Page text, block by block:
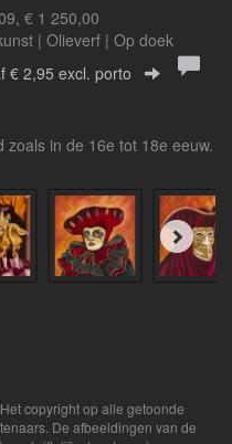
€ 1 250,00
| Olieverf | Op doek
€ 2,95 excl. porto
zoals in de 16e tot 18e eeuw.
. Het copyright op alle getoonde
De afbeeldingen van de